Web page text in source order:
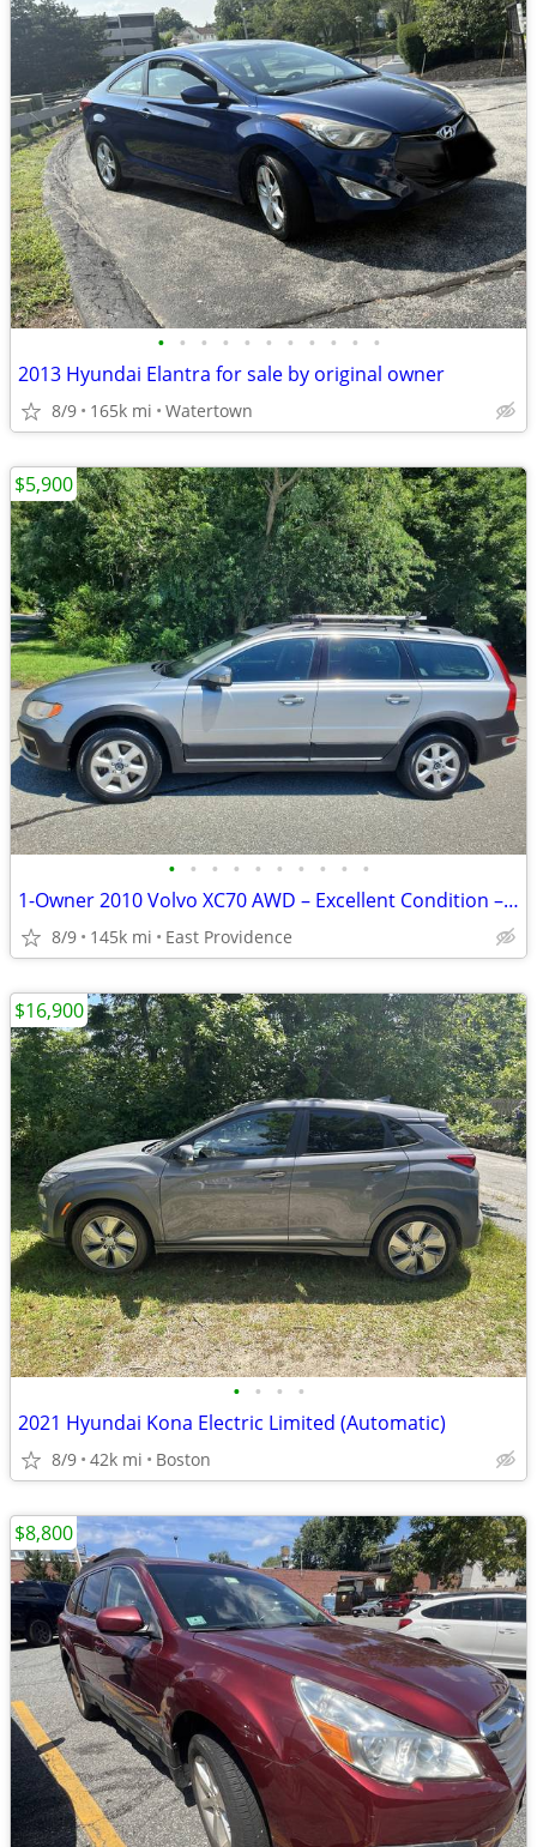
• • • • • • • • • • •
2013 Hyundai Elantra for sale by original owner
8/9 165k mi Watertown
• • • • • • • • • •
1-Owner 2010 Volvo XC70 AWD – Excellent Condition – 90-Day Warranty
8/9 145k mi East Providence
$5,900
• • • •
2021 Hyundai Kona Electric Limited (Automatic)
8/9 42k mi Boston
$16,900
$8,800